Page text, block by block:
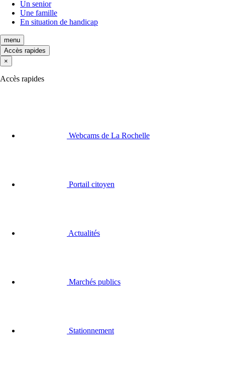
Un senior
Une famille
En situation de handicap
menu
Accès rapides
×
Accès rapides
Webcams de La Rochelle
Portail citoyen
Actualités
Marchés publics
Stationnement